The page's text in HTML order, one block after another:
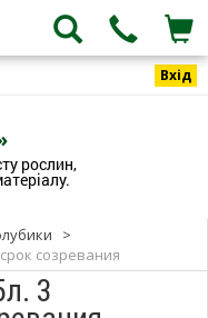
Вхід
рослин,
>
созревания
3